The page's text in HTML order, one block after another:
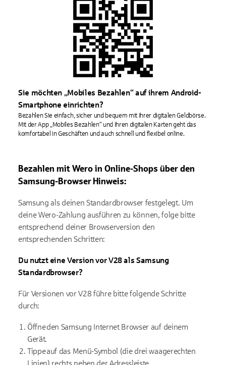
Sie möchten „Mobiles Bezahlen“ auf ihrem Android-
Smartphone einrichten?
Bezahlen Sie einfach, sicher und bequem mit Ihrer digitalen Geldbörse.
Mit der App „Mobiles Bezahlen“ und Ihren digitalen Karten geht das
komfortabel in Geschäften und auch schnell und flexibel online.
Bezahlen mit Wero in Online-Shops über den
Samsung-Browser Hinweis:
Samsung als deinen Standardbrowser festgelegt. Um
deineWero-Zahlung ausführen zu können, folge bitte
entsprechend deiner Browserversion den
entsprechenden Schritten:
Du nutzt eine Version vor V28als Samsung
Standardbrowser?
Für Versionen vor V28 führe bitte folgende Schritte
durch:
Öffne den Samsung Internet Browser auf deinem
Gerät.
Tippe auf das Menü-Symbol (die drei waagerechten